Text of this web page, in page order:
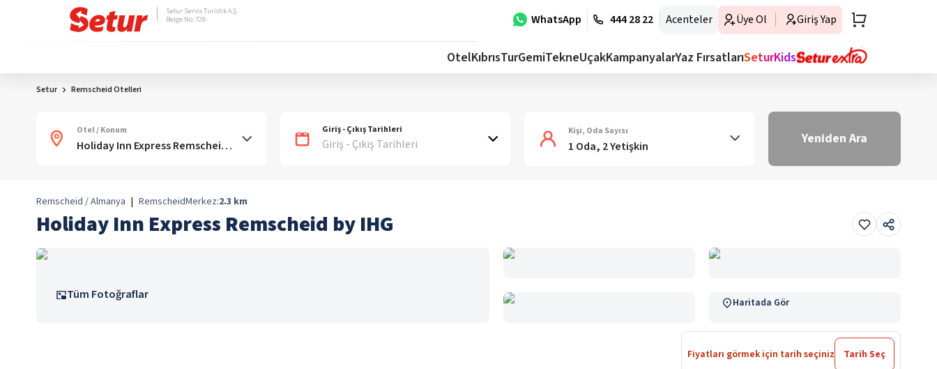
WhatsApp 444 28 22 Acenteler Üye Ol Giriş Yap
Setur Servis Turistik A.Ş.
Belge No: 728
OtelKıbrısTurGemiTekneUçakKampanyalarYaz FırsatlarıSeturKids
Setur Remscheid Otelleri
Otel / Konum Giriş - Çıkış Tarihleri
Giriş - Çıkış Tarihleri
Kişi, Oda Sayısı
1 Oda, 2 Yetişkin Yeniden Ara
Remscheid / Almanya | RemscheidMerkez:2.3 km
Holiday Inn Express Remscheid by IHG
Tüm Fotoğraflar
Haritada Gör
Fiyatları görmek için tarih seçiniz Tarih Seç